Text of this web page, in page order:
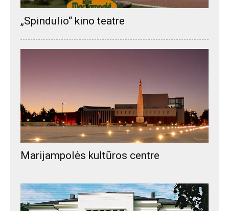
„Spindulio“ kino teatre
Marijampolės kultūros centre